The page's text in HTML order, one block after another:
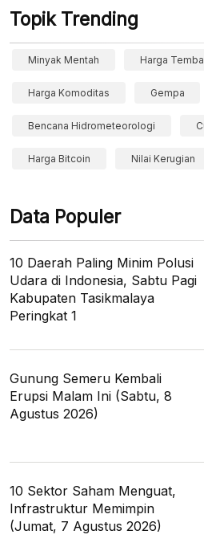
Topik Trending
Minyak Mentah Harga
Harga Komoditas Gempa
Bencana Hidrometeorologi
Harga Bitcoin Nilai Kerugian
Data Populer
10 Daerah Paling Minim Polusi
Udara di Indonesia, Sabtu Pagi
Kabupaten Tasikmalaya
Peringkat 1
Gunung Semeru Kembali
Erupsi Malam Ini (Sabtu, 8
Agustus 2026)
10 Sektor Saham Menguat,
Infrastruktur Memimpin
(Jumat, 7 Agustus 2026)